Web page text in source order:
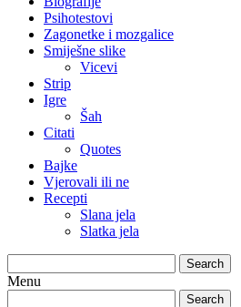
Psihotestovi
Zagonetke i mozgalice
Smiješne slike
Vicevi
Strip
Igre
Šah
Citati
Quotes
Bajke
Vjerovali ili ne
Recepti
Slana jela
Slatka jela
Search
Menu
Search